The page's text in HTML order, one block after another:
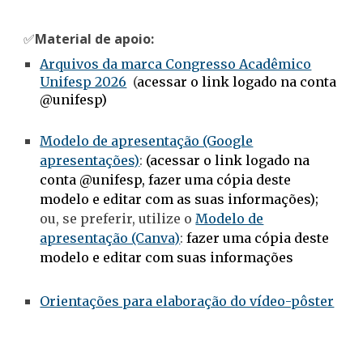
✅Material de apoio:
Arquivos da marca Congresso Acadêmico
Unifesp 2026 (acessar o link logado na conta
@unifesp)
Modelo de apresentação (Google
apresentações): (acessar o link logado na
conta @unifesp, fazer uma cópia deste
modelo e editar com as suas informações);
ou, se preferir, utilize oModelo de
apresentação (Canva):fazer uma cópia deste
modelo e editar com suas informações
Orientações para elaboração do vídeo-pôster